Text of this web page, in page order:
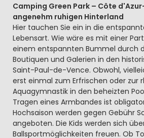
Camping Green Park – Côte
angenehm ruhigen Hinterland
Hier tauchen Sie ein in die
Lebensart. Wie wäre es mit einer
einem entspannten Bummel durch
Boutiquen und Galerien in den
Saint-Paul-de-Vence. Obwohl,
erst einmal zum Erfrischen oder zur
Aquagymnastik in den beheizten
Tragen eines Armbandes ist
Hochsaison werden gegen Gebühr
angeboten. Die Kids werden sich
Ballsportmöglichkeiten freuen. Ob